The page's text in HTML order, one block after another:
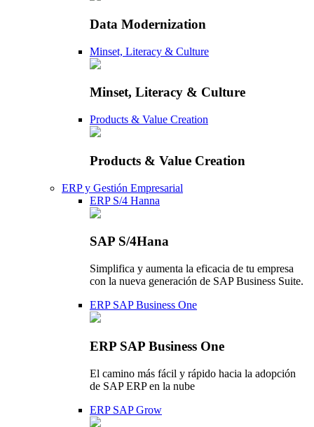
Data Modernization
Minset, Literacy & Culture
Minset, Literacy & Culture
Products & Value Creation
Products & Value Creation
ERP y Gestión Empresarial
ERP S/4 Hanna
SAP S/4Hana
Simplifica y aumenta la eficacia de tu empresa
con la nueva generación de SAP Business Suite.
ERP SAP Business One
ERP SAP Business One
El camino más fácil y rápido hacia la adopción
de SAP ERP en la nube
ERP SAP Grow